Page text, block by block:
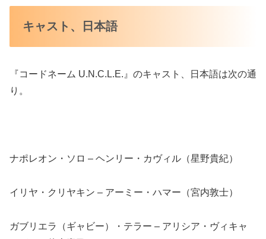
キャスト、日本語
『コードネーム U.N.C.L.E.』のキャスト、日本語は次の通
り。
ナポレオン・ソロ – ヘンリー・カヴィル（星野貴紀）
イリヤ・クリヤキン – アーミー・ハマー（宮内敦士）
ガブリエラ（ギャビー）・テラー – アリシア・ヴィキャ